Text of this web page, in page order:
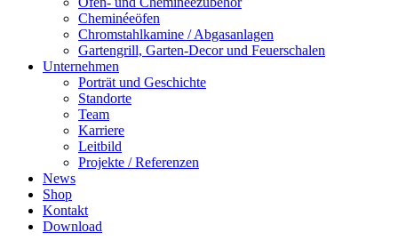
Cheminéeöfen
Chromstahlkamine / Abgasanlagen
Gartengrill, Garten-Decor und Feuerschalen
Unternehmen
Porträt und Geschichte
Standorte
Team
Karriere
Leitbild
Projekte / Referenzen
News
Shop
Kontakt
Download